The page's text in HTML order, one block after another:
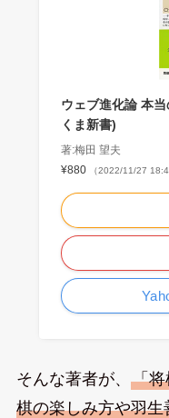
ウェブ進化論 本
くま新書)
著:梅田 望夫
¥880
（2022/11/27
そんな著者が、 「将
棋の楽しみ方や羽